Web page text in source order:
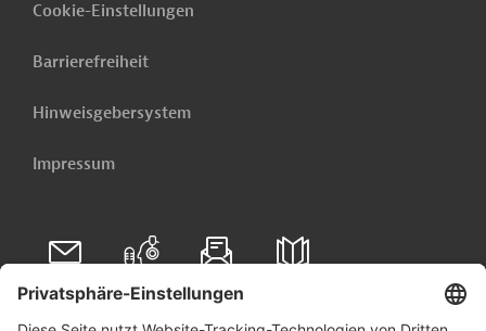
Cookie-Einstellungen
Barrierefreiheit
Hinweisgebersystem
Impressum